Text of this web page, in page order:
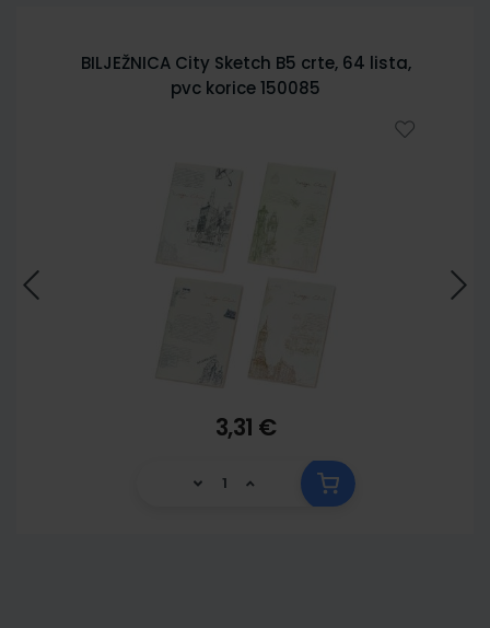
BILJEŽNICA City Sketch B5 crte, 64 lista,
pvc korice 150085
3,31 €